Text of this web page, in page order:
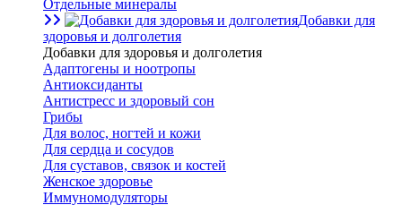
Отдельные минералы
Добавки для
здоровья и долголетия
Добавки для здоровья и долголетия
Адаптогены и ноотропы
Антиоксиданты
Антистресс и здоровый сон
Грибы
Для волос, ногтей и кожи
Для сердца и сосудов
Для суставов, связок и костей
Женское здоровье
Иммуномодуляторы